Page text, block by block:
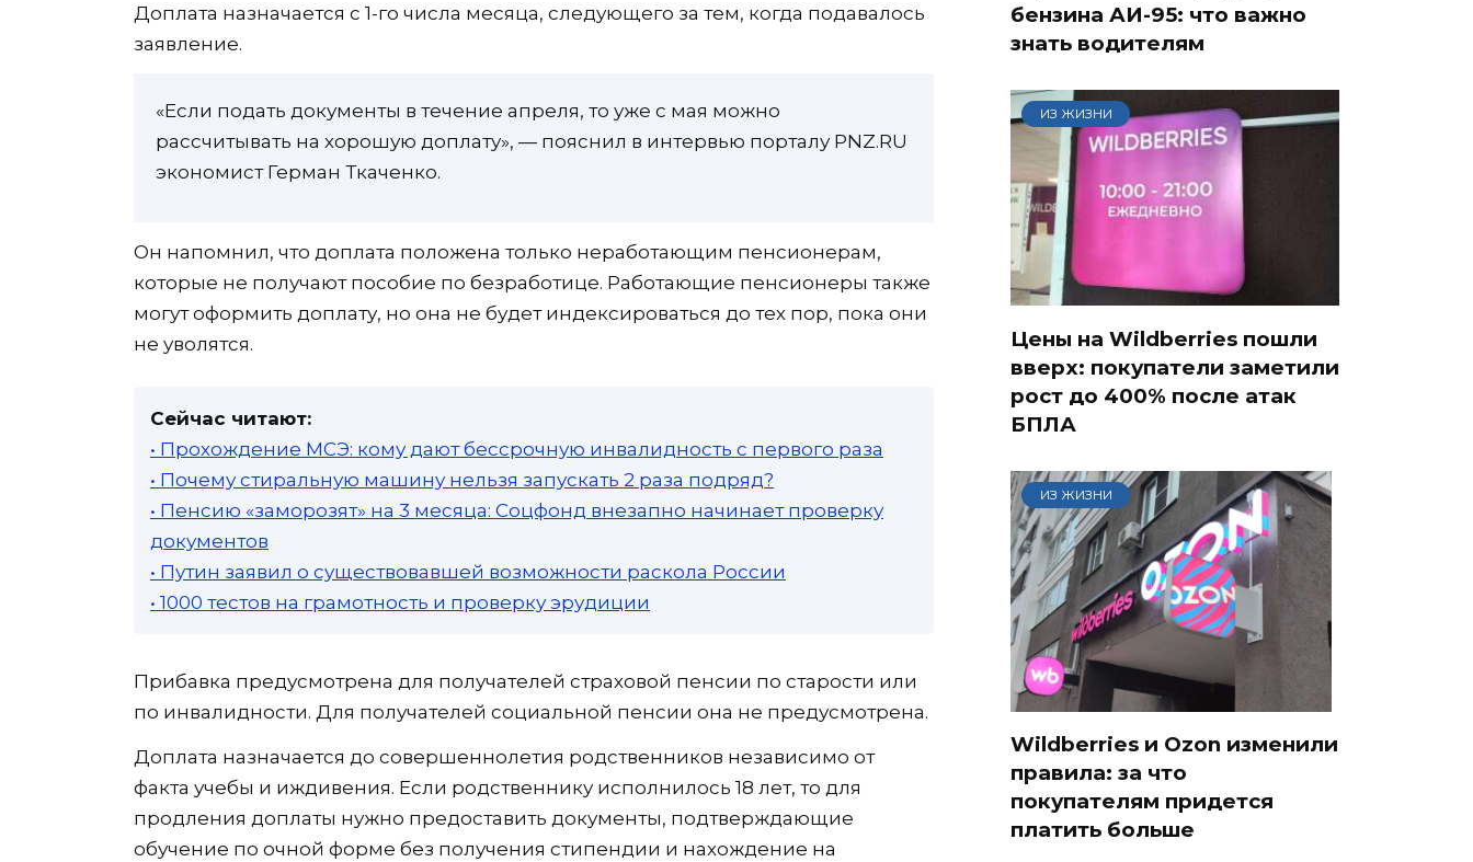
Доплата назначается с 1-го числа месяца, следующего за тем, когда подавалось
заявление.
«Если подать документы в течение апреля, то уже с мая можно
рассчитывать на хорошую доплату», — пояснил в интервью порталу PNZ.RU
экономист Герман Ткаченко.
Он напомнил, что доплата положена только неработающим пенсионерам,
которые не получают пособие по безработице. Работающие пенсионеры также
могут оформить доплату, но она не будет индексироваться до тех пор, пока они
не уволятся.
Сейчас читают:
• Прохождение МСЭ: кому дают бессрочную инвалидность с первого раза
• Почему стиральную машину нельзя запускать 2 раза подряд?
• Пенсию «заморозят» на 3 месяца: Соцфонд внезапно начинает проверку
документов
• Путин заявил о существовавшей возможности раскола России
• 1000 тестов на грамотность и проверку эрудиции
Прибавка предусмотрена для получателей страховой пенсии по старости или
по инвалидности. Для получателей социальной пенсии она не предусмотрена.
Доплата назначается до совершеннолетия родственников независимо от
факта учебы и иждивения. Если родственнику исполнилось 18 лет, то для
продления доплаты нужно предоставить документы, подтверждающие
обучение по очной форме без получения стипендии и нахождение на
бензина АИ-95: что важно
знать водителям
ИЗ ЖИЗНИ
Цены на Wildberries пошли
вверх: покупатели заметили
рост до 400% после атак
БПЛА
ИЗ ЖИЗНИ
Wildberries и Ozon изменили
правила: за что
покупателям придется
платить больше